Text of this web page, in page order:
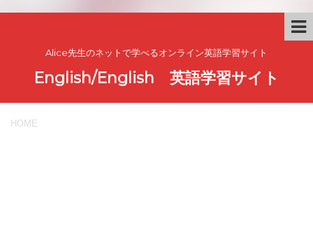
Alice先生のネットで学べるオンライン英語学習サイト
English/English 英語学習サイト
HOME